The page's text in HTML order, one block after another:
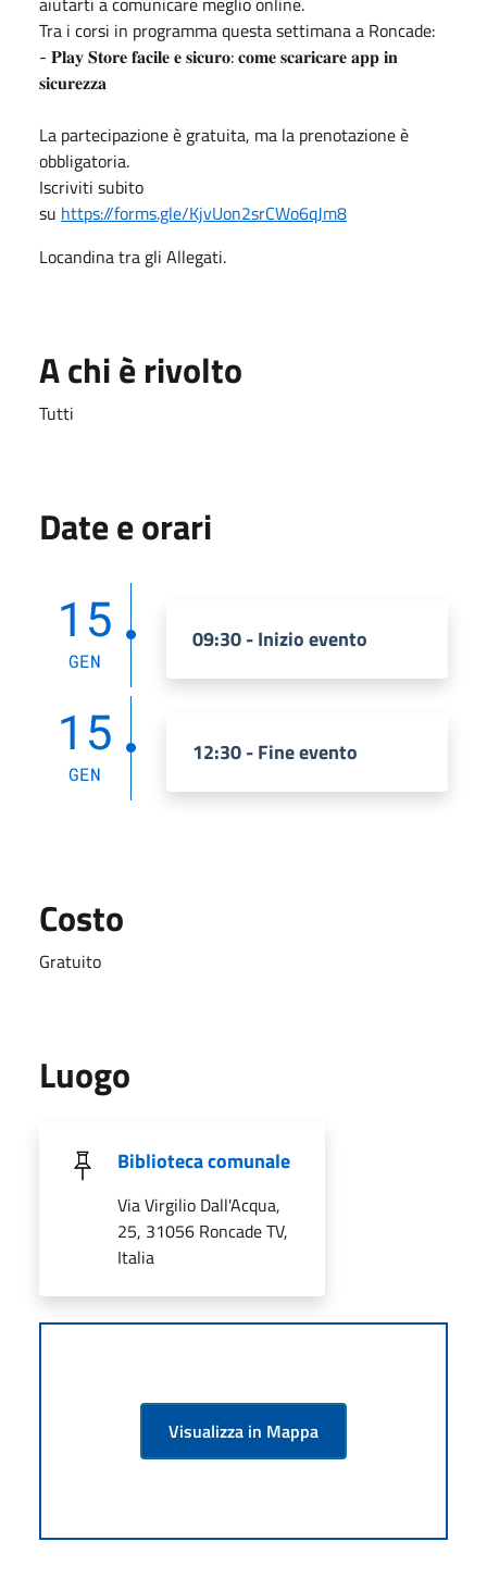
Tra i corsi in programma questa settimana a Roncade:
- 𝐏𝐥𝐚𝐲 𝐒𝐭𝐨𝐫𝐞 𝐟𝐚𝐜𝐢𝐥𝐞 𝐞 𝐬𝐢𝐜𝐮𝐫𝐨: 𝐜𝐨𝐦𝐞 𝐬𝐜𝐚𝐫𝐢𝐜𝐚𝐫𝐞 𝐚𝐩𝐩 𝐢𝐧
𝐬𝐢𝐜𝐮𝐫𝐞𝐳𝐳𝐚
La partecipazione è gratuita, ma la prenotazione è
obbligatoria.
Iscriviti subito
su https://forms.gle/KjvUon2srCWo6qJm8
Locandina tra gli Allegati.
A chi è rivolto
Tutti
Date e orari
15
GEN
09:30 - Inizio evento
15
GEN
12:30 - Fine evento
Costo
Gratuito
Luogo
Biblioteca comunale
Via Virgilio Dall'Acqua,
25, 31056 Roncade TV,
Italia
Visualizza in Mappa